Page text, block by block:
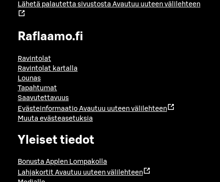
Lähetä palautetta sivustosta Avautuu uuteen välilehteen
Raflaamo.fi
Ravintolat
Ravintolat kartalla
Lounas
Tapahtumat
Saavutettavuus
Evästeinformaatio Avautuu uuteen välilehteen
Muuta evästeasetuksia
Yleiset tiedot
Bonusta Applen Lompakolla
Lahjakortit Avautuu uuteen välilehteen